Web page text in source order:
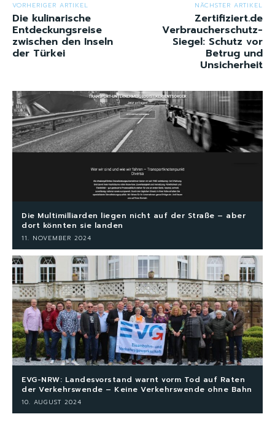
VORHERIGER ARTIKEL
Die kulinarische
Entdeckungsreise
zwischen den Inseln
der Türkei
NÄCHSTER ARTIKEL
Zertifiziert.de
Verbraucherschutz-
Siegel: Schutz vor
Betrug und
Unsicherheit
Die Multimilliarden liegen nicht auf der Straße – aber
dort könnten sie landen
11. NOVEMBER 2024
EVG-NRW: Landesvorstand warnt vorm Tod auf Raten
der Verkehrswende – Keine Verkehrswende ohne Bahn
10. AUGUST 2024